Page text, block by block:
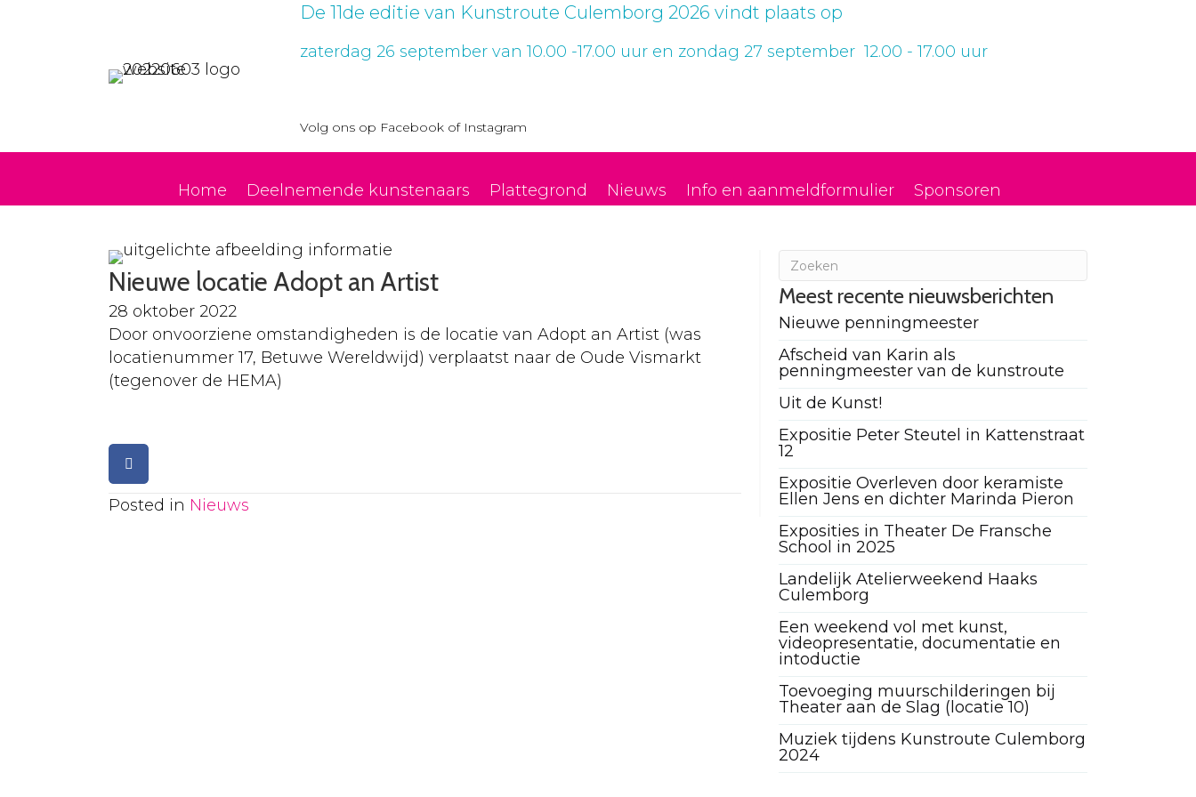
De 11de editie van Kunstroute Culemborg 2026 vindt plaats op
zaterdag 26 september van 10.00 -17.00 uur en zondag 27 september 12.00 - 17.00 uur
Volg ons op Facebookof Instagram
Home Deelnemende kunstenaars Plattegrond Nieuws Info en aanmeldformulier Sponsoren
Nieuwe locatie Adopt an Artist
28 oktober 2022
Door onvoorziene omstandigheden is de locatie van Adopt an Artist (was
locatienummer 17, Betuwe Wereldwijd) verplaatst naar de Oude Vismarkt
(tegenover de HEMA)
Posted in Nieuws
Meest recente nieuwsberichten
Nieuwe penningmeester
Afscheid van Karin als
penningmeester van de kunstroute
Uit de Kunst!
Expositie Peter Steutel in Kattenstraat
12
Expositie Overleven door keramiste
Ellen Jens en dichter Marinda Pieron
Exposities in Theater De Fransche
School in 2025
Landelijk Atelierweekend Haaks
Culemborg
Een weekend vol met kunst,
videopresentatie, documentatie en
intoductie
Toevoeging muurschilderingen bij
Theater aan de Slag (locatie 10)
Muziek tijdens Kunstroute Culemborg
2024